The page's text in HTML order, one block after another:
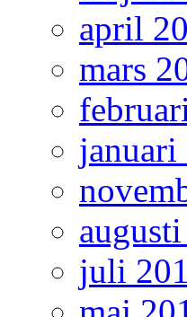
april
mars
januari
juli